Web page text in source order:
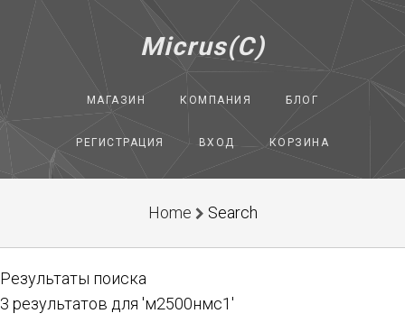
Micrus(C)
МАГАЗИН КОМПАНИЯ БЛОГ
РЕГИСТРАЦИЯ ВХОД КОРЗИНА
Home Search
Результаты поиска
3 результатов для 'м2500нмс1'